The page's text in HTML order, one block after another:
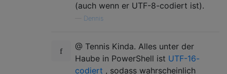
(auch wenn er UTF-8-codiert ist).
Dennis
@ Tennis Kinda. Alles unter der
Haube in PowerShell ist UTF-16-
codiert , sodass wahrscheinlich